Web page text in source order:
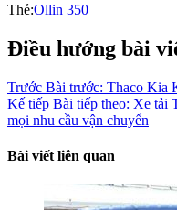
Thẻ:Ollin 350
Điều hướng bài
Trước Bài trước: Thaco Kia
Kế tiếp Bài tiếp theo: Xe tải
mọi nhu cầu vận chuyển
Bài viết liên quan